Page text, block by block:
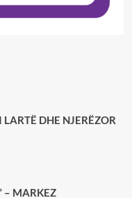
DHE NJERËZOR
– MARKEZ